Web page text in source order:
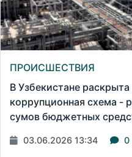
ПРОИСШЕСТВИЯ
В Узбекистане
коррупционная схема -
сумов бюджетных
03.06.2026 13:34 0